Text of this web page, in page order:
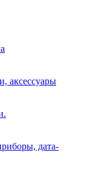
аксессуары
дата-